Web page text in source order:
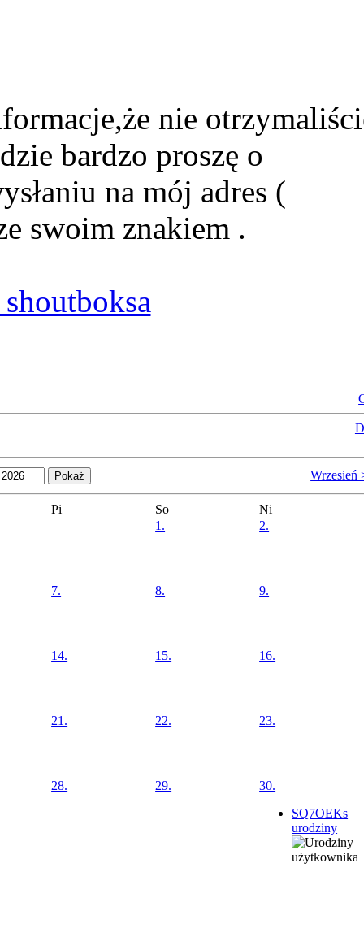
nie
bardzo proszę o
na mój adres (
swoim znakiem .
Wrzesień
Pi So
Ni
1.
2.
7. 8. 9.
14. 15. 16.
21. 22. 23.
28. 29.
30.
SQ7OEKs
urodziny